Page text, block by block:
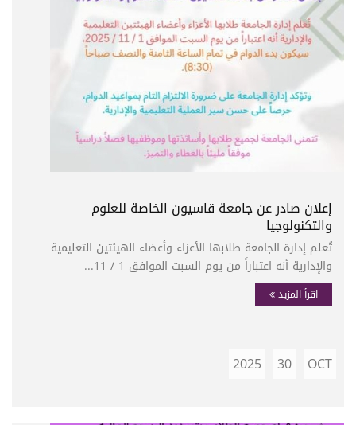
إعلان صادر عن جامعة قاسيون الخاصة للعلوم
والتكنولوجيا
تُعلم إدارة الجامعة طلابها الأعزاء وأعضاء الهيئتين التعليمية
والإدارية أنه اعتباراً من يوم السبت الموافق 1 / 11...
اقرأ المزيد
OCT
30
2025